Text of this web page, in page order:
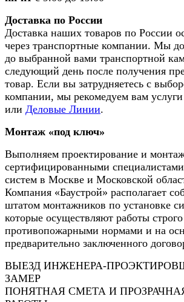
Доставка по России
Доставка наших товаров по России
через транспортные компании. Мы
до выбранной вами транспортной
следующий день после получения
товар. Если вы затрудняетесь с
компании, мы рекомедуем вам
или Деловые Линии.
Монтаж «под ключ»
Выполняем проектирование и
сертифицированными
систем в Москве и Московской
Компания «Баустрой» располагает
штатом монтажников по установке
которые осуществляют работы
противопожарными нормами и на
предварительно заключенного
ВЫЕЗД ИНЖЕНЕРА-
ЗАМЕР
ПОНЯТНАЯ СМЕТА И